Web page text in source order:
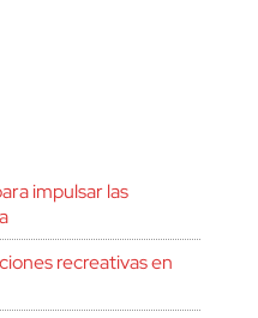
impulsar las
recreativas en